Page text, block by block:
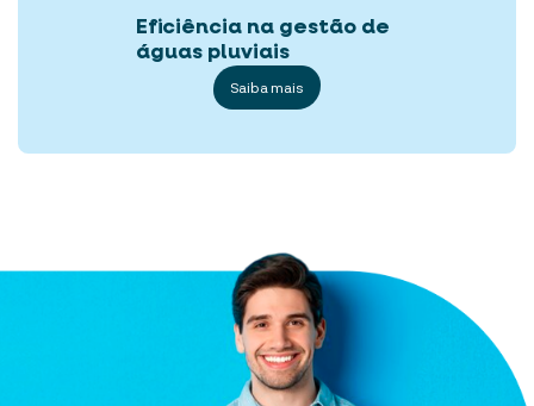
Eficiência na gestão de
águas pluviais
Saiba mais